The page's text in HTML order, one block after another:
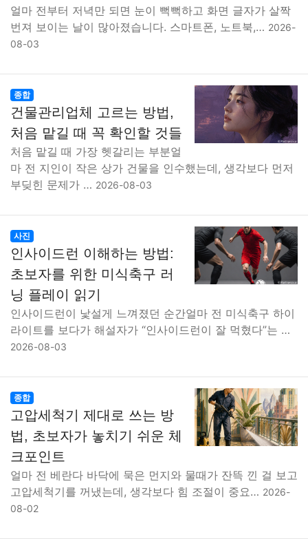
얼마 전부터 저녁만 되면 눈이 뻑뻑하고 화면 글자가 살짝
번져 보이는 날이 많아졌습니다. 스마트폰, 노트북,… 2026-
08-03
종합
건물관리업체 고르는 방법,
처음 맡길 때 꼭 확인할 것들
처음 맡길 때 가장 헷갈리는 부분얼
마 전 지인이 작은 상가 건물을 인수했는데, 생각보다 먼저
부딪힌 문제가 … 2026-08-03
사진
인사이드런 이해하는 방법:
초보자를 위한 미식축구 러
닝 플레이 읽기
인사이드런이 낯설게 느껴졌던 순간얼마 전 미식축구 하이
라이트를 보다가 해설자가 “인사이드런이 잘 먹혔다”는 …
2026-08-03
종합
고압세척기 제대로 쓰는 방
법, 초보자가 놓치기 쉬운 체
크포인트
얼마 전 베란다 바닥에 묵은 먼지와 물때가 잔뜩 낀 걸 보고
고압세척기를 꺼냈는데, 생각보다 힘 조절이 중요… 2026-
08-02